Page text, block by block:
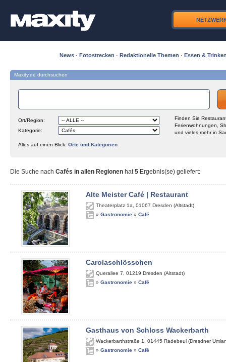
News · Fotostrecken · Redaktionelle Themen · Essen &
Maxity.de durchsuchen
Ort/Region:
Kategorie:
Finden Sie
Ferienwohnungen,
und vieles mehr in
Alles auf einen Blick: Orte und Kategorien
Die Suche nach Cafés in allen Regionen hat5 Ergebnis(se) geliefert:
Alte Meister Café | Restaurant
Theaterplatz 1a 01067 Dresden (Altstadt)
» Gastronomie » Café
Carolaschlösschen
Querallee 7 01219 Dresden (Altstadt)
» Gastronomie » Café
Gasthaus von Schloss Wackerbarth
Wackerbarthstraße 1 01445 Radebeul (Dresdner
» Gastronomie » Café